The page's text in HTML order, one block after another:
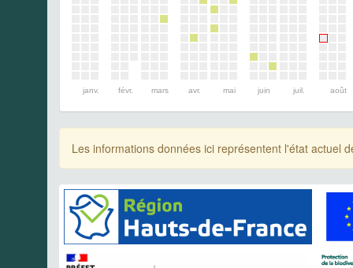
janv. févr. mars avr. mai juin juil. août
Les informations données ici représentent l'état actuel